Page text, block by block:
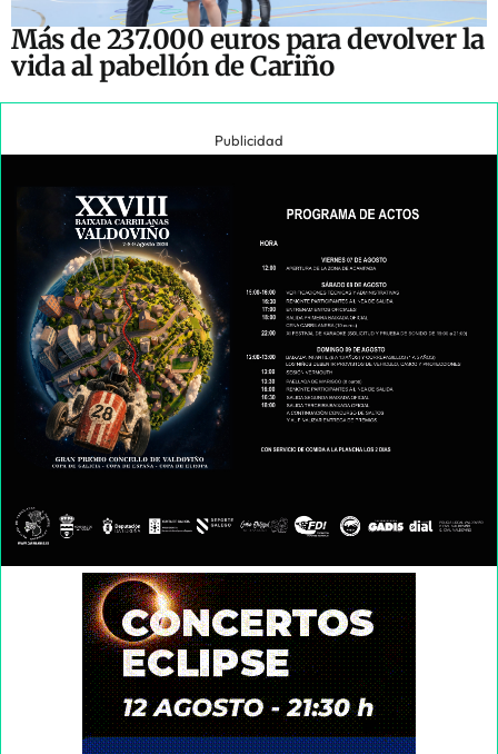
Más de 237.000 euros para devolver la
vida al pabellón de Cariño
Publicidad